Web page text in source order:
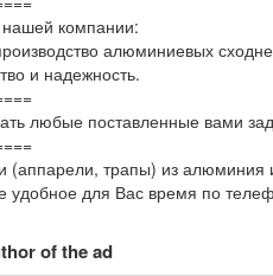
компании:
алюминиевых
и надежность.
любые поставленные вами
(аппарели, трапы) из алюминия
удобное для Вас время по
of the ad